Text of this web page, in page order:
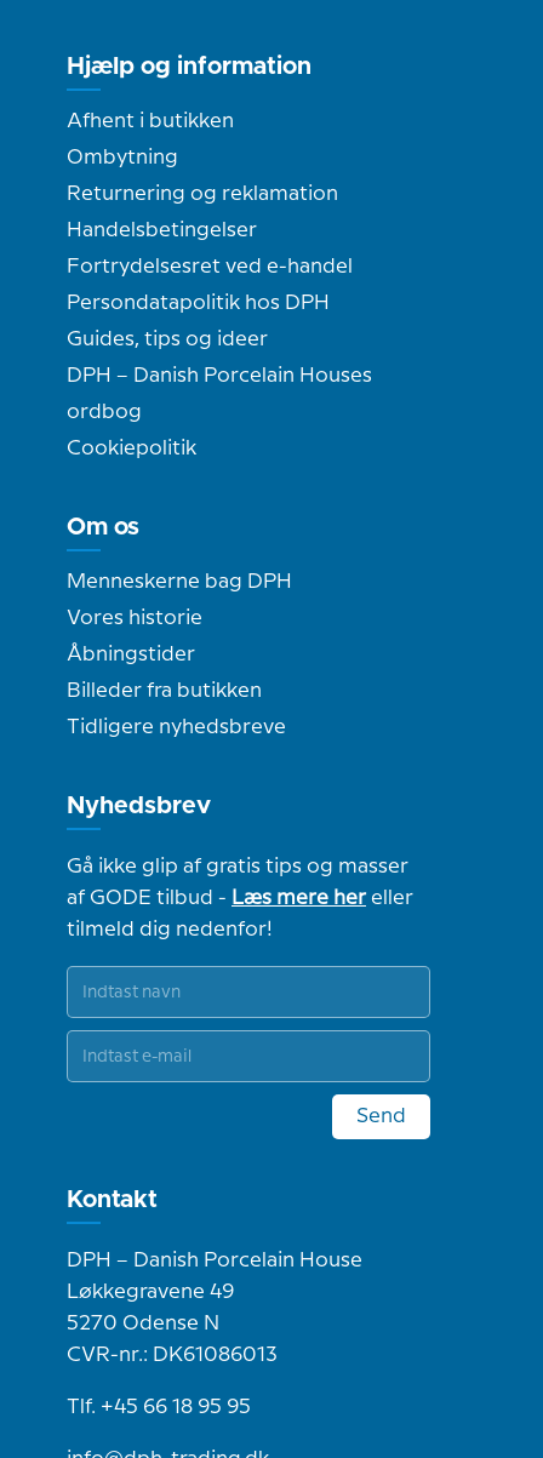
Hjælp og information
Afhent i butikken
Ombytning
Returnering og reklamation
Handelsbetingelser
Fortrydelsesret ved e-handel
Persondatapolitik hos DPH
Guides, tips og ideer
DPH – Danish Porcelain Houses
ordbog
Cookiepolitik
Om os
Menneskerne bag DPH
Vores historie
Åbningstider
Billeder fra butikken
Tidligere nyhedsbreve
Nyhedsbrev
Gå ikke glip af gratis tips og masser
af GODE tilbud - Læs mere hereller
tilmeld dig nedenfor!
Send
Kontakt
DPH – Danish Porcelain House
Løkkegravene 49
5270 Odense N
CVR-nr.: DK61086013
Tlf. +45 66 18 95 95